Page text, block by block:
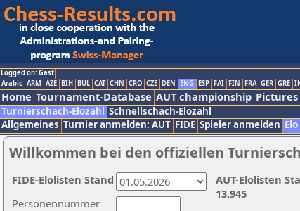
Logged on: Gast
Arabic ARM AZE BIH BUL CAT CHN CRO CZE DEN ENG ESP FAI FIN FRA GER GRE
Home Tournament-Database AUT championship Pictures
Turnierschach-Elozahl Schnellschach-Elozahl
Allgemeines Turnier anmelden: AUT FIDE Spieler anmelden
Willkommen bei den offiziellen
Personennummer
AUT-Elolisten
13.945
FIDE-Elolisten Stand